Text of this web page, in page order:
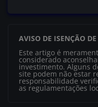
AVISO DE ISENÇÃO
Este artigo é
considerado
investimento. Alguns
site podem não estar
responsabilidade
as regulamentações